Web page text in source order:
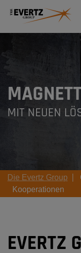
MIT NEUEN
Die Evertz Group
Kooperationen
EVERTZ